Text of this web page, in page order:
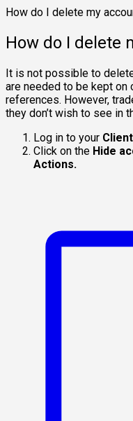
How do I delete my
How do I delete
It is not possible to
are needed to be kept on
references. However,
they don’t wish to see in
Log in to your
Click on the Hide
Actions.